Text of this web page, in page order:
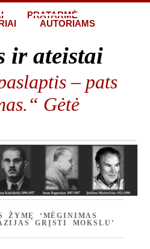
PRATARMĖ
AUTORIAMS
ir ateistai
– pats
Gėtė
ŽYMĘ ‘MĖGINIMAS
GRĮSTI MOKSLU’